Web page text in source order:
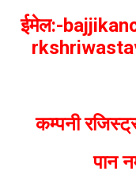
ईमेल:-
कम्पनी
पान